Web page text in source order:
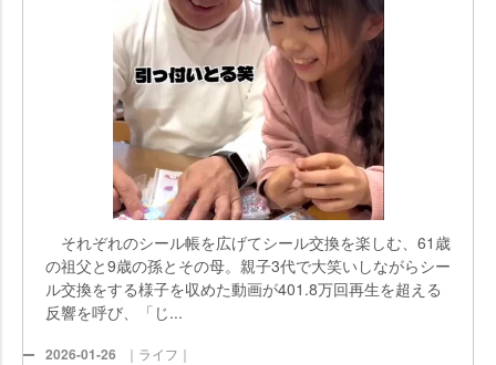
それぞれのシール帳を広げてシール交換を楽しむ、61歳
の祖父と9歳の孫とその母。親子3代で大笑いしながらシー
ル交換をする様子を収めた動画が401.8万回再生を超える
反響を呼び、「じ...
2026-01-26 ｜ライフ｜